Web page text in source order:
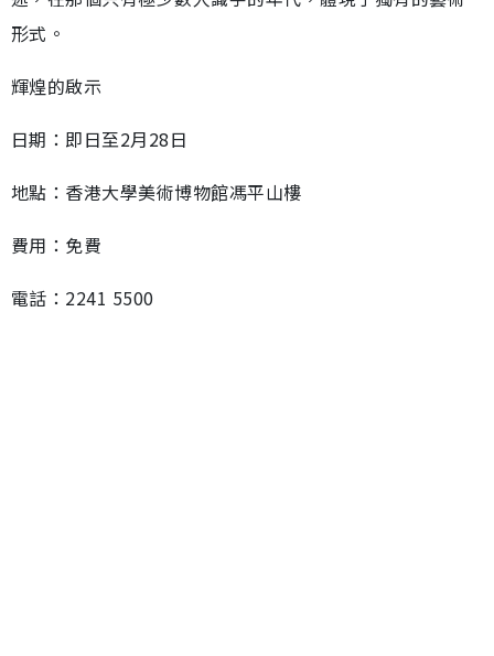
形式。
輝煌的啟示
日期：即日至2月28日
地點：香港大學美術博物館馮平山樓
費用：免費
電話：2241 5500